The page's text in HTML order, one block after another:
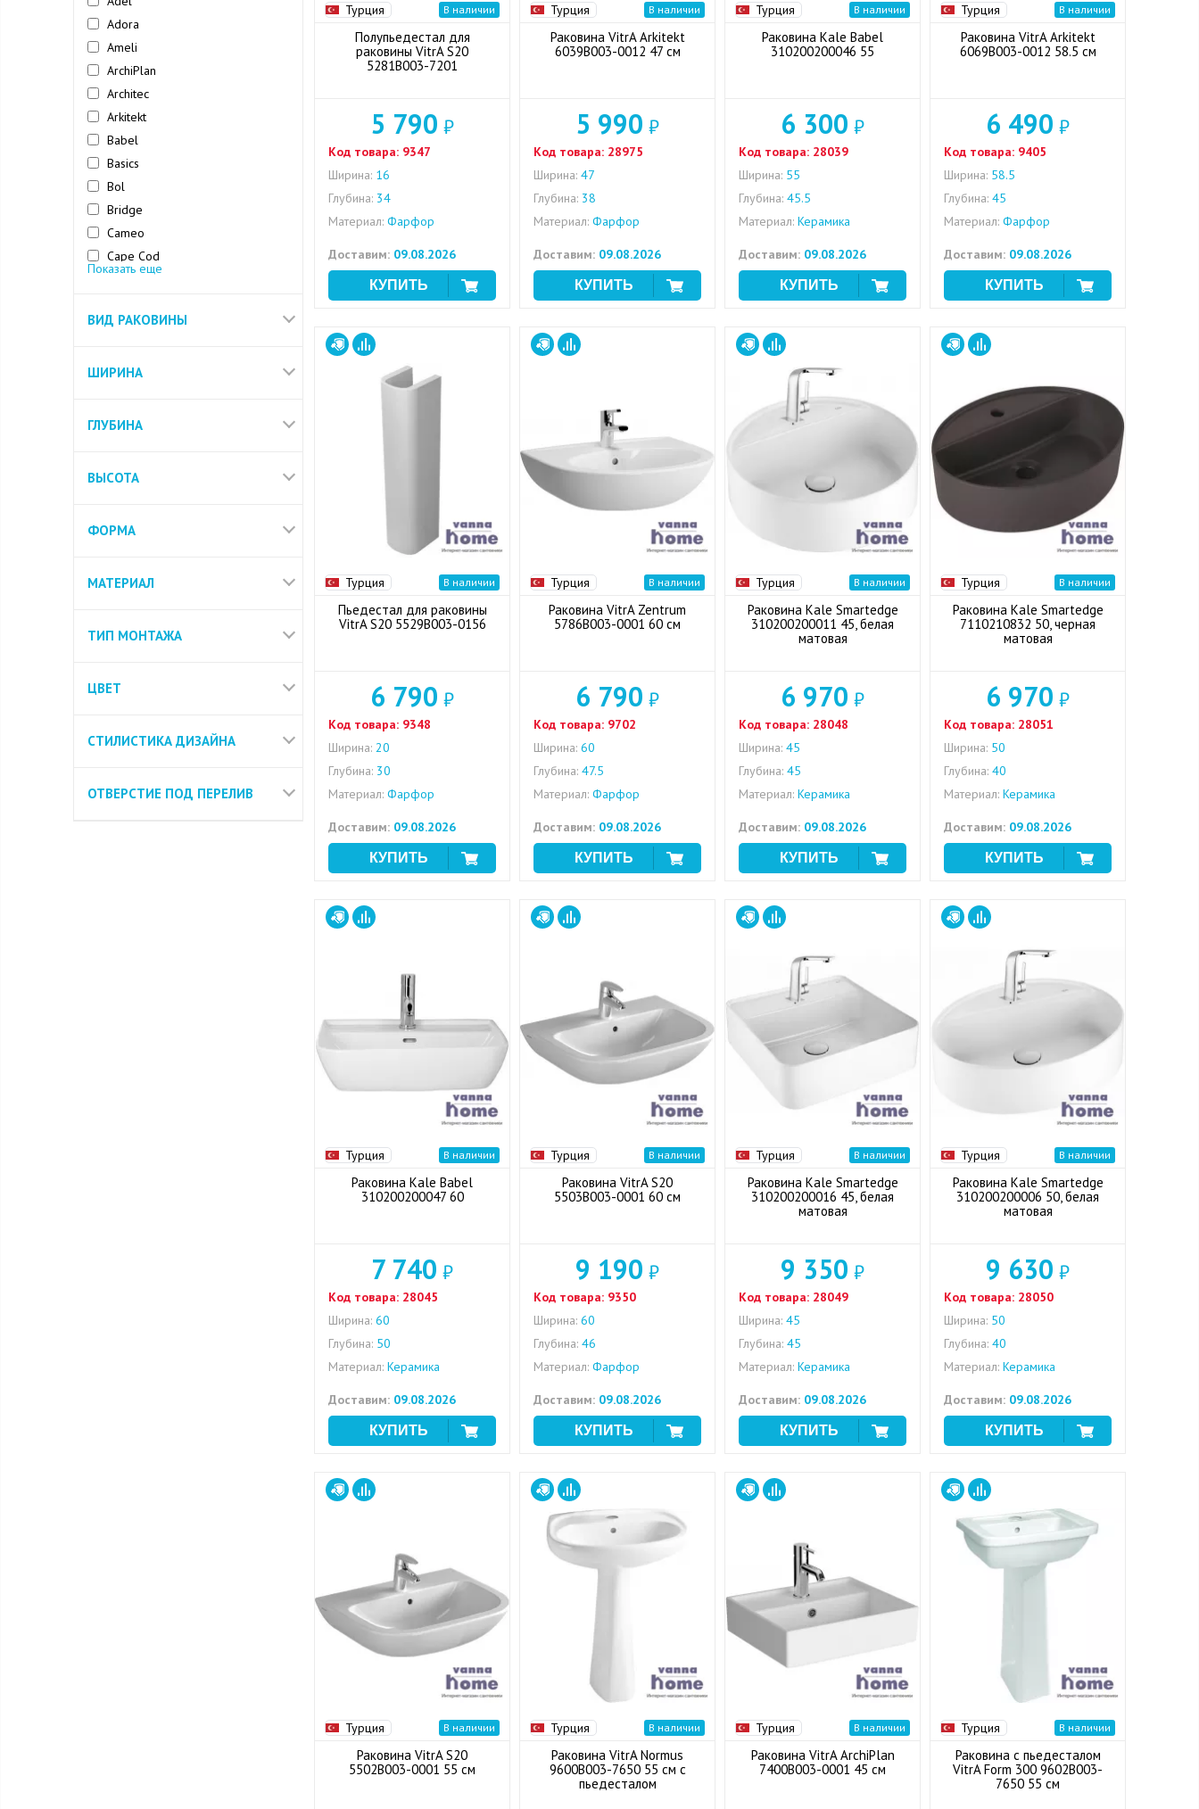
Adora
Ameli
ArchiPlan
Architec
Arkitekt
Babel
Basics
Bol
Bridge
Cameo
Cape Cod
Colour
Показать еще
ВИД РАКОВИНЫ
ШИРИНА
ГЛУБИНА
ВЫСОТА
ФОРМА
МАТЕРИАЛ
ТИП МОНТАЖА
ЦВЕТ
СТИЛИСТИКА ДИЗАЙНА
ОТВЕРСТИЕ ПОД ПЕРЕЛИВ
Турция В наличии
Полупьедестал для
раковины VitrA S20
5281B003-7201
5 790 ₽
Код товара: 9347
Ширина: 16
Глубина: 34
Материал: Фарфор
Доставим: 09.08.2026
Турция В наличии
Раковина VitrA Arkitekt
6039B003-0012 47 см
5 990 ₽
Код товара: 28975
Ширина: 47
Глубина: 38
Материал: Фарфор
Доставим: 09.08.2026
Турция В наличии
Раковина Kale Babel
310200200046 55
6 300 ₽
Код товара: 28039
Ширина: 55
Глубина: 45.5
Материал: Керамика
Доставим: 09.08.2026
Турция В наличии
Раковина VitrA Arkitekt
6069B003-0012 58.5 см
6 490 ₽
Код товара: 9405
Ширина: 58.5
Глубина: 45
Материал: Фарфор
Доставим: 09.08.2026
Турция В наличии
Пьедестал для раковины
VitrA S20 5529B003-0156
6 790 ₽
Код товара: 9348
Ширина: 20
Глубина: 30
Материал: Фарфор
Доставим: 09.08.2026
Турция В наличии
Раковина VitrA Zentrum
5786B003-0001 60 см
6 790 ₽
Код товара: 9702
Ширина: 60
Глубина: 47.5
Материал: Фарфор
Доставим: 09.08.2026
Турция В наличии
Раковина Kale Smartedge
310200200011 45, белая
матовая
6 970 ₽
Код товара: 28048
Ширина: 45
Глубина: 45
Материал: Керамика
Доставим: 09.08.2026
Турция В наличии
Раковина Kale Smartedge
7110210832 50, черная
матовая
6 970 ₽
Код товара: 28051
Ширина: 50
Глубина: 40
Материал: Керамика
Доставим: 09.08.2026
Турция В наличии
Раковина Kale Babel
310200200047 60
7 740 ₽
Код товара: 28045
Ширина: 60
Глубина: 50
Материал: Керамика
Доставим: 09.08.2026
Турция В наличии
Раковина VitrA S20
5503B003-0001 60 см
9 190 ₽
Код товара: 9350
Ширина: 60
Глубина: 46
Материал: Фарфор
Доставим: 09.08.2026
Турция В наличии
Раковина Kale Smartedge
310200200016 45, белая
матовая
9 350 ₽
Код товара: 28049
Ширина: 45
Глубина: 45
Материал: Керамика
Доставим: 09.08.2026
Турция В наличии
Раковина Kale Smartedge
310200200006 50, белая
матовая
9 630 ₽
Код товара: 28050
Ширина: 50
Глубина: 40
Материал: Керамика
Доставим: 09.08.2026
Турция В наличии
Раковина VitrA S20
5502B003-0001 55 см
Турция В наличии
Раковина VitrA Normus
9600B003-7650 55 см c
пьедесталом
Турция В наличии
Раковина VitrA ArchiPlan
7400B003-0001 45 см
Турция В наличии
Раковина с пьедесталом
VitrA Form 300 9602B003-
7650 55 см